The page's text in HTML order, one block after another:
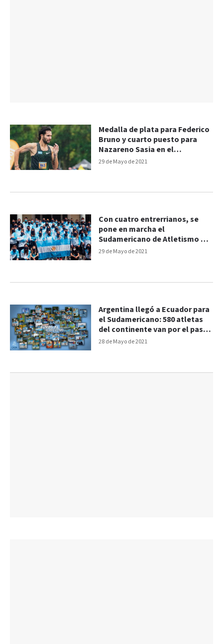
29 de Mayo de 2021
Medalla de plata para Federico
Bruno y cuarto puesto para
Nazareno Sasia en el
Sudamericano
29 de Mayo de 2021
Con cuatro entrerrianos, se
pone en marcha el
Sudamericano de Atletismo de
Ecuador
28 de Mayo de 2021
Argentina llegó a Ecuador para
el Sudamericano: 580 atletas
del continente van por el pase
a Tokio